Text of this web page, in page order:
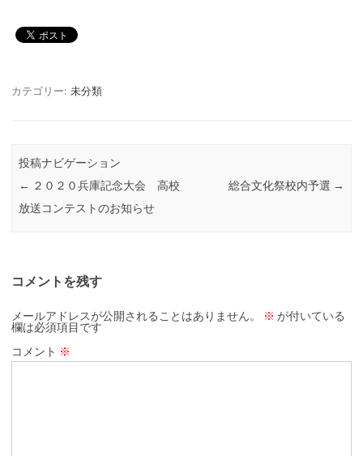
カテゴリー: 未分類
投稿ナビゲーション
← ２０２０兵庫記念大会 高校
放送コンテストのお知らせ
総合文化祭校内予選 →
コメントを残す
メールアドレスが公開されることはありません。 ※ が付いている
欄は必須項目です
コメント ※